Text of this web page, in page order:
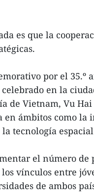
es que la
por el 35.º
celebrado en la
de Vietnam, Vu
en ámbitos como
tecnología
el número de
vínculos entre
de ambos